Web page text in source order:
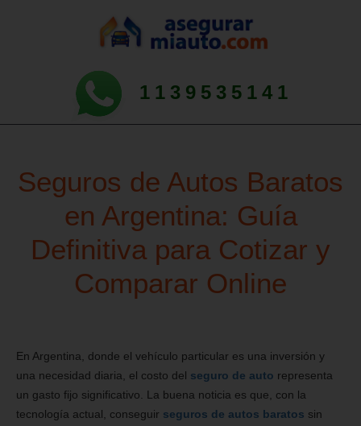
1139535141
Seguros de Autos Baratos
en Argentina: Guía
Definitiva para Cotizar y
Comparar Online
En Argentina, donde el vehículo particular es una inversión y
una necesidad diaria, el costo del seguro de auto representa
un gasto fijo significativo. La buena noticia es que, con la
tecnología actual, conseguir seguros de autos baratos sin